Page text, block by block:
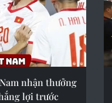
nhận thưởng
lợi trước